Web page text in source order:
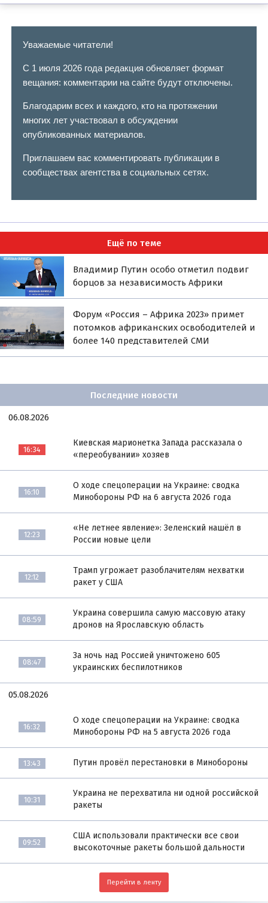
Уважаемые читатели!
С 1 июля 2026 года редакция обновляет формат
вещания: комментарии на сайте будут отключены.
Благодарим всех и каждого, кто на протяжении
многих лет участвовал в обсуждении
опубликованных материалов.
Приглашаем вас комментировать публикации в
сообществах агентства в социальных сетях.
Ещё по теме
Владимир Путин особо отметил подвиг
борцов за независимость Африки
Форум «Россия – Африка 2023» примет
потомков африканских освободителей и
более 140 представителей СМИ
Последние новости
06.08.2026
16:34
Киевская марионетка Запада рассказала о
«переобувании» хозяев
16:10
О ходе спецоперации на Украине: сводка
Минобороны РФ на 6 августа 2026 года
12:23
«Не летнее явление»: Зеленский нашёл в
России новые цели
12:12
Трамп угрожает разоблачителям нехватки
ракет у США
08:59
Украина совершила самую массовую атаку
дронов на Ярославскую область
08:47
За ночь над Россией уничтожено 605
украинских беспилотников
05.08.2026
16:32
О ходе спецоперации на Украине: сводка
Минобороны РФ на 5 августа 2026 года
13:43 Путин провёл перестановки в Минобороны
10:31
Украина не перехватила ни одной российской
ракеты
09:52
США использовали практически все свои
высокоточные ракеты большой дальности
Перейти в ленту